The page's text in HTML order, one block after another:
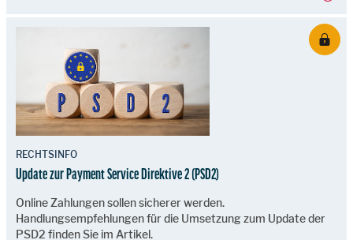
RECHTSINFO
Update zur Payment Service Direktive 2 (PSD2)
Online Zahlungen sollen sicherer werden.
Handlungsempfehlungen für die Umsetzung zum Update der
PSD2 finden Sie im Artikel.